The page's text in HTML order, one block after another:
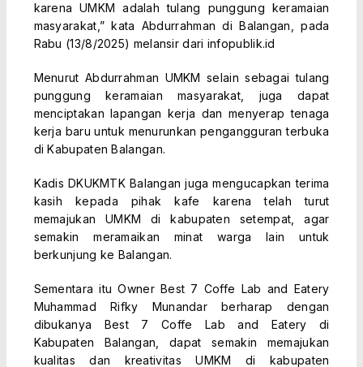
karena UMKM adalah tulang punggung keramaian
masyarakat,” kata Abdurrahman di Balangan, pada
Rabu (13/8/2025) melansir dari infopublik.id
Menurut Abdurrahman UMKM selain sebagai tulang
punggung keramaian masyarakat, juga dapat
menciptakan lapangan kerja dan menyerap tenaga
kerja baru untuk menurunkan pengangguran terbuka
di Kabupaten Balangan.
Kadis DKUKMTK Balangan juga mengucapkan terima
kasih kepada pihak kafe karena telah turut
memajukan UMKM di kabupaten setempat, agar
semakin meramaikan minat warga lain untuk
berkunjung ke Balangan.
Sementara itu Owner Best 7 Coffe Lab and Eatery
Muhammad Rifky Munandar berharap dengan
dibukanya Best 7 Coffe Lab and Eatery di
Kabupaten Balangan, dapat semakin memajukan
kualitas dan kreativitas UMKM di kabupaten